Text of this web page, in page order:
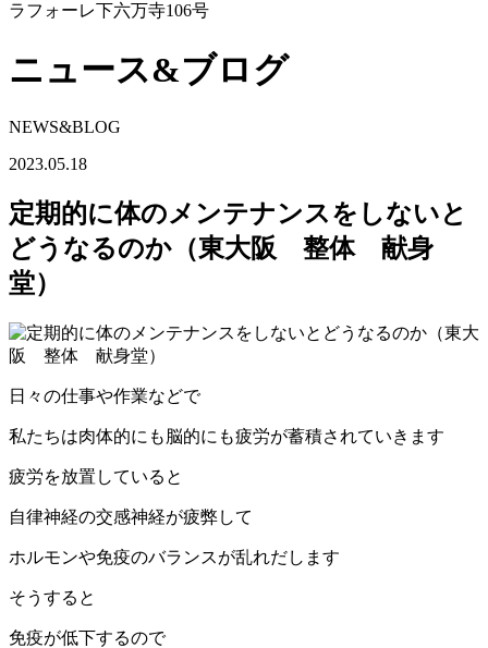
ラフォーレ下六万寺106号
ニュース&ブログ
NEWS&BLOG
2023.05.18
定期的に体のメンテナンスをしないと
どうなるのか（東大阪 整体 献身
堂）
日々の仕事や作業などで
私たちは肉体的にも脳的にも疲労が蓄積されていきます
疲労を放置していると
自律神経の交感神経が疲弊して
ホルモンや免疫のバランスが乱れだします
そうすると
免疫が低下するので